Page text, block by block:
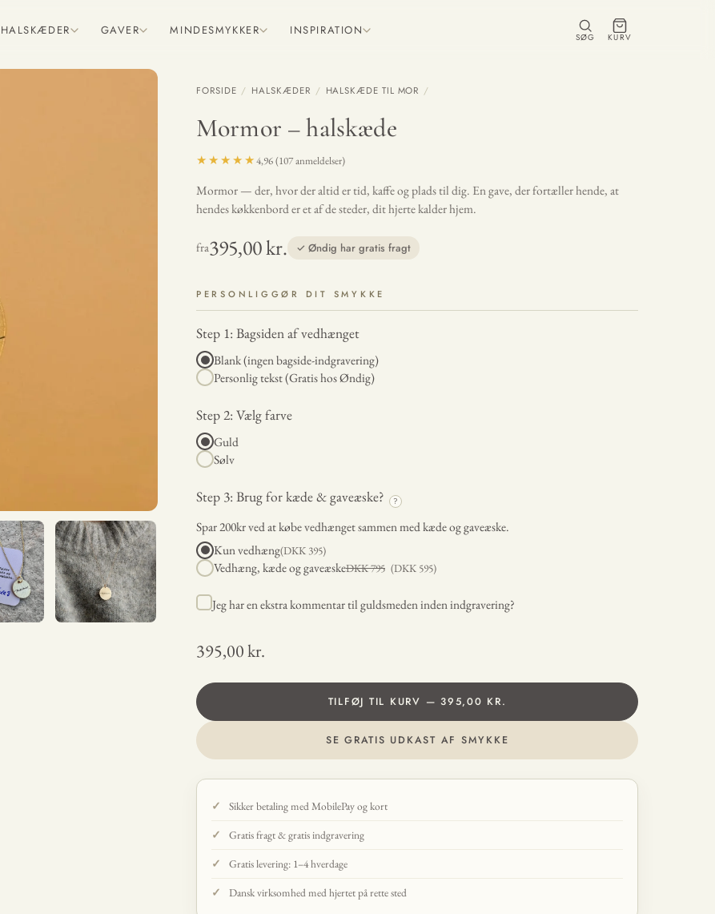
HALSKÆDER GAVER MINDESMYKKER INSPIRATION SØG KURV
FORSIDE / HALSKÆDER / HALSKÆDE TIL MOR /
Mormor – halskæde
★★★★★4,96 (107 anmeldelser)
Mormor — der, hvor der altid er tid, kaffe og plads til dig. En gave, der fortæller hende, at
hendes køkkenbord er et af de steder, dit hjerte kalder hjem.
fra395,00 kr. ✓ Øndig har gratis fragt
PERSONLIGGØR DIT SMYKKE
Step 1: Bagsiden af vedhænget
Blank (ingen bagside-indgravering)
Personlig tekst (Gratis hos Øndig)
Step 2: Vælg farve
Guld
Sølv
Step 3: Brug for kæde & gaveæske? ?
Spar 200kr ved at købe vedhænget sammen med kæde og gaveæske.
Kun vedhæng(DKK 395)
Vedhæng, kæde og gaveæskeDKK795 (DKK 595)
Jeg har en ekstra kommentar til guldsmeden inden indgravering?
395,00 kr.
TILFØJ TIL KURV — 395,00 KR.
SE GRATIS UDKAST AF SMYKKE
Sikker betaling med MobilePay og kort
Gratis fragt & gratis indgravering
Gratis levering: 1–4 hverdage
Dansk virksomhed med hjertet på rette sted